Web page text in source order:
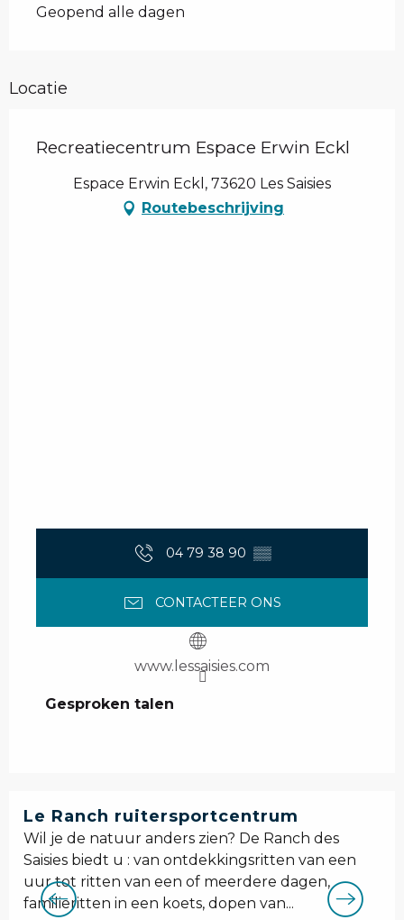
Geopend alle dagen
Locatie
Recreatiecentrum Espace Erwin Eckl
Espace Erwin Eckl, 73620 Les Saisies
Routebeschrijving
04 79 38 90 ▒▒
CONTACTEER ONS
www.lessaisies.com
Gesproken talen
Gesproken talen
Le Ranch ruitersportcentrum
Wil je de natuur anders zien? De Ranch des
Saisies biedt u : van ontdekkingsritten van een
uur tot ritten van een of meerdere dagen,
familieritten in een koets, dopen van...